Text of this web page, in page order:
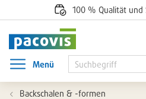
100 % Qualität und
Menü
Menü öffnen
Backschalen & -formen